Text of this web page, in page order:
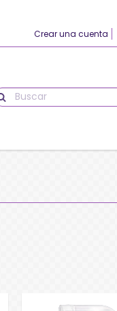
Crear una cuenta